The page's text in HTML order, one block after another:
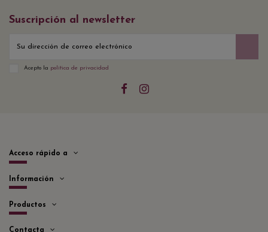
Suscripción al newsletter
Acepto la política de privacidad
Acceso rápido a
Información
Productos
Contacta